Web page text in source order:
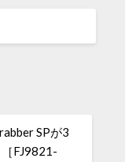
SPが3
FJ9821-